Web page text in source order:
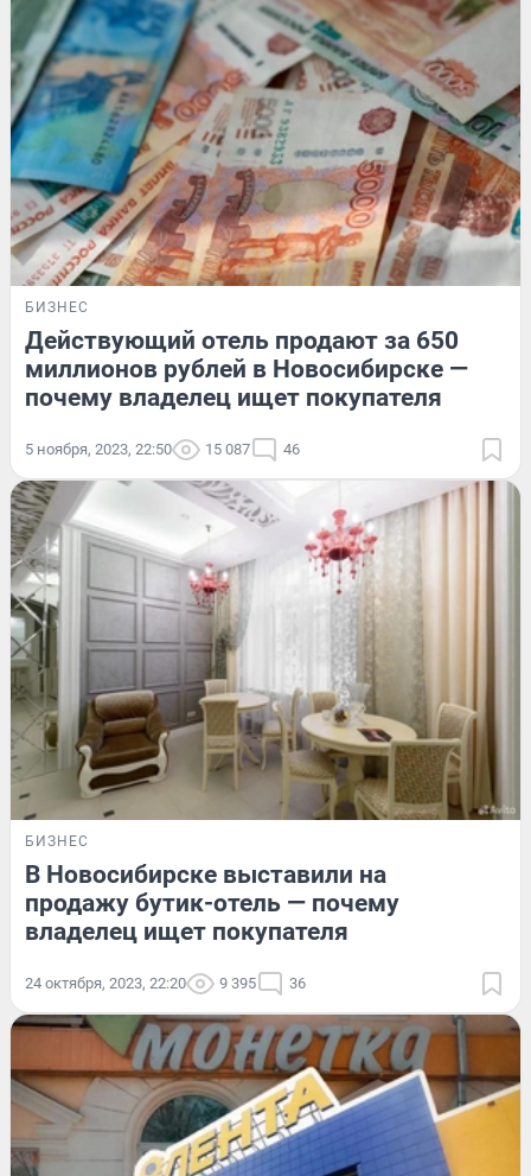
БИЗНЕС
Действующий отель продают за 650
миллионов рублей в Новосибирске —
почему владелец ищет покупателя
5 ноября, 2023, 22:50 15 087 46
БИЗНЕС
В Новосибирске выставили на
продажу бутик-отель — почему
владелец ищет покупателя
24 октября, 2023, 22:20 9 395 36